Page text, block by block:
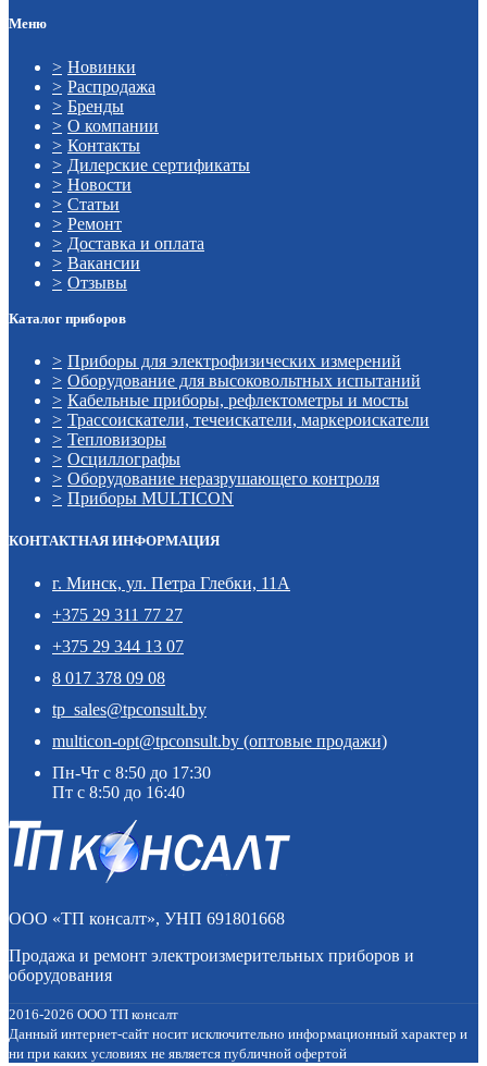
Меню
Новинки
Распродажа
Бренды
О компании
Контакты
Дилерские сертификаты
Новости
Статьи
Ремонт
Доставка и оплата
Вакансии
Отзывы
Каталог приборов
Приборы для электрофизических измерений
Оборудование для высоковольтных испытаний
Кабельные приборы, рефлектометры и мосты
Трассоискатели, течеискатели, маркероискатели
Тепловизоры
Осциллографы
Оборудование неразрушающего контроля
Приборы MULTICON
КОНТАКТНАЯ ИНФОРМАЦИЯ
г. Минск, ул. Петра Глебки, 11А
+375 29 311 77 27
+375 29 344 13 07
8 017 378 09 08
tp_sales@tpconsult.by
multicon-opt@tpconsult.by (оптовые продажи)
Пн-Чт с 8:50 до 17:30
Пт с 8:50 до 16:40
ООО «ТП консалт», УНП 691801668
Продажа и ремонт электроизмерительных приборов и
оборудования
2016-2026 ООО ТП консалт
Данный интернет-сайт носит исключительно информационный характер и
ни при каких условиях не является публичной офертой